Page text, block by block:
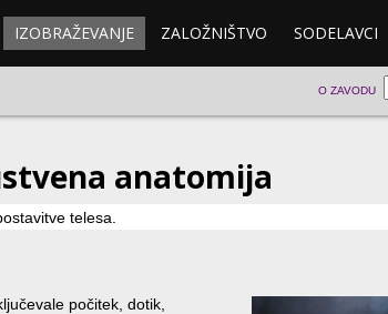
IZOBRAŽEVANJE ZALOŽNIŠTVO SODELAVCI
O ZAVODU
anatomija
telesa.
počitek, dotik,